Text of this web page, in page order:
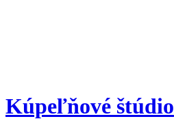
Kúpeľňové štúdio